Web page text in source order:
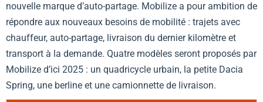
nouvelle marque d’auto-partage. Mobilize a pour ambition de
répondre aux nouveaux besoins de mobilité : trajets avec
chauffeur, auto-partage, livraison du dernier kilomètre et
transport à la demande. Quatre modèles seront proposés par
Mobilize d’ici 2025 : un quadricycle urbain, la petite Dacia
Spring, une berline et une camionnette de livraison.